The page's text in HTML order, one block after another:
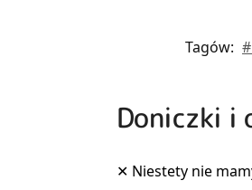
Tagów:
Doniczki i